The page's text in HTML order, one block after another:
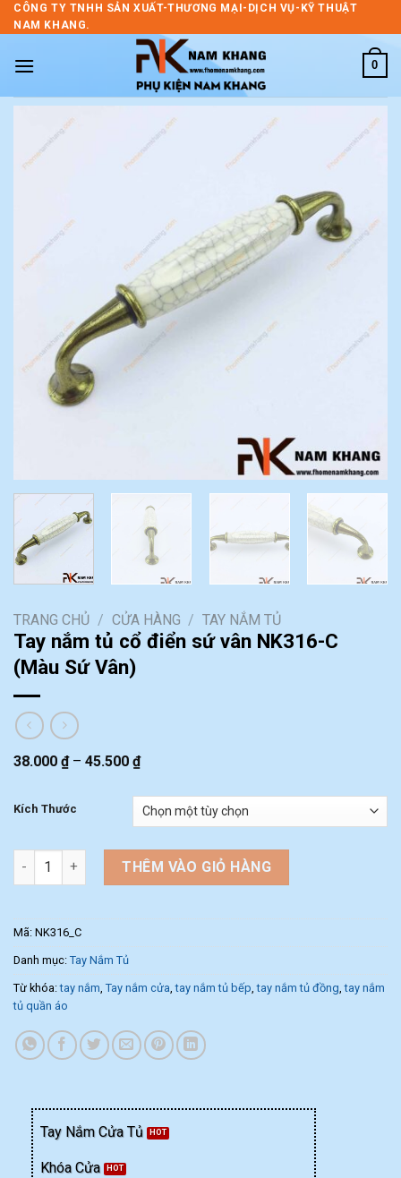
Skip
to
CÔNG TY TNHH SẢN XUẤT-THƯƠNG MẠI-DỊCH VỤ-KỸ THUẬT
NAM KHANG.
0
TRANG CHỦ / CỬA HÀNG / TAY NẮM TỦ
Tay nắm tủ cổ điển sứ vân NK316-C
(Màu Sứ Vân)
38.000 ₫– 45.500 ₫
Kích Thước
Tay nắm tủ cổ điển sứ vân NK316-C (Màu Sứ Vân) số lượng
THÊM VÀO GIỎ HÀNG
Mã: NK316_C
Danh mục: Tay Nắm Tủ
Từ khóa:tay nắm Tay nắm cửa ,tay nắm tủ bếp ,tay nắm tủ đồng ,tay nắm
tủ quần áo
Tay Nắm Cửa Tủ
Khóa Cửa